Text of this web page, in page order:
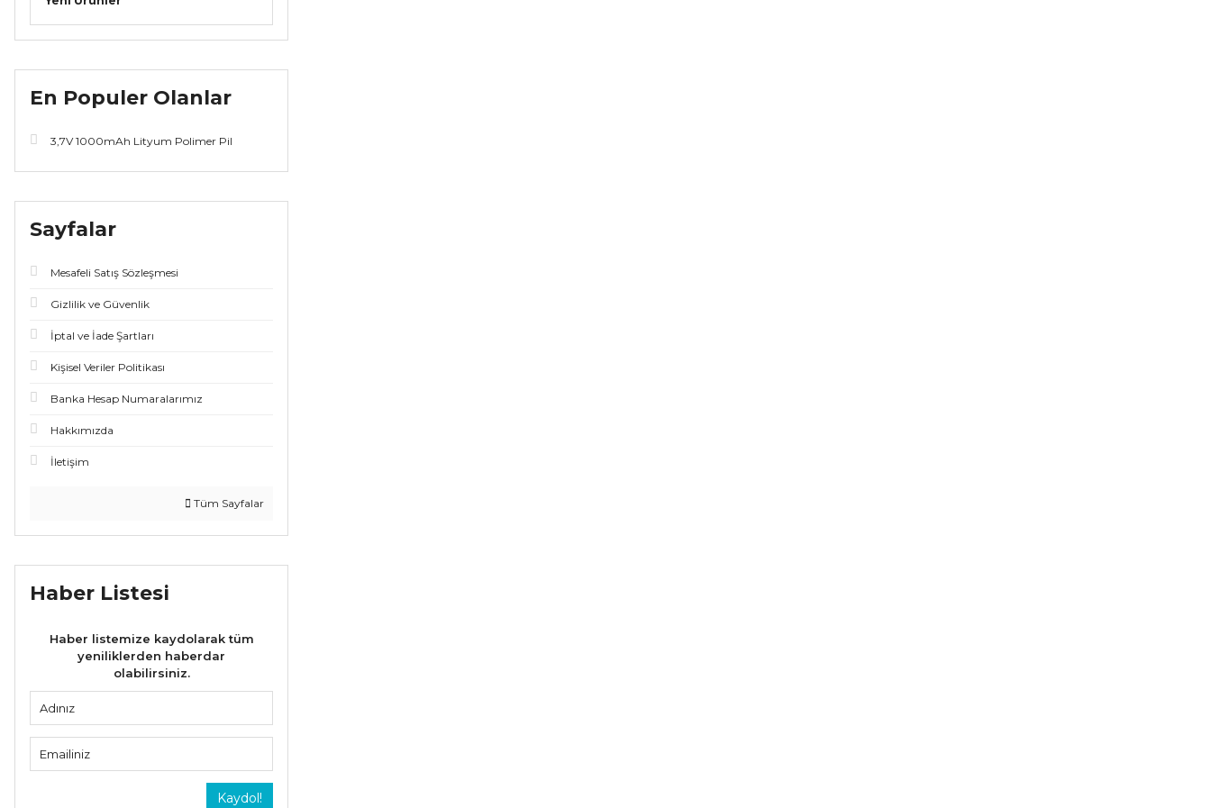
En Populer Olanlar
3,7V 1000mAh Lityum Polimer Pil
Sayfalar
Mesafeli Satış Sözleşmesi
Gizlilik ve Güvenlik
İptal ve İade Şartları
Kişisel Veriler Politikası
Banka Hesap Numaralarımız
Hakkımızda
İletişim
Tüm Sayfalar
Haber Listesi
Haber listemize kaydolarak tüm
yeniliklerden haberdar
olabilirsiniz.
Kaydol!